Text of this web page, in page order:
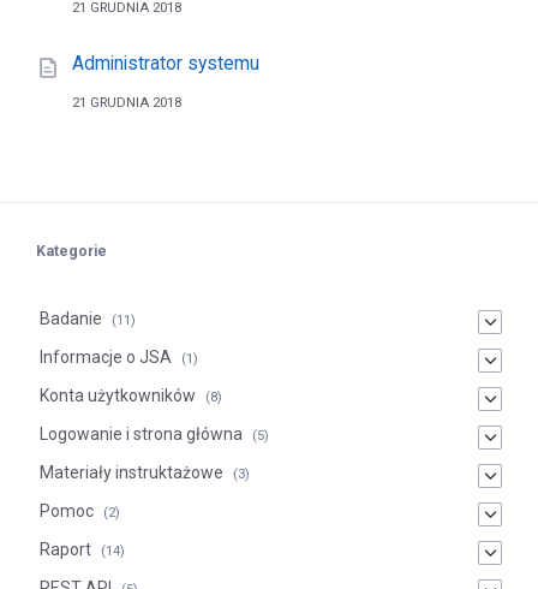
21 GRUDNIA 2018
Administrator systemu
21 GRUDNIA 2018
Kategorie
Badanie (11)
Informacje o JSA (1)
Konta użytkowników (8)
Logowanie i strona główna (5)
Materiały instruktażowe (3)
Pomoc (2)
Raport (14)